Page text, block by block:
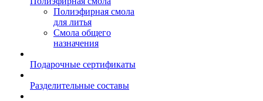
Полиэфирная смола
для литья
Смола общего
назначения
Подарочные сертификаты
Разделительные составы